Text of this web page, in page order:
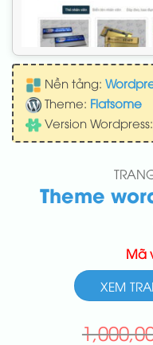
Nền tảng:
Theme: Flatsome
Version Wordpress:
Theme
Mã
XEM